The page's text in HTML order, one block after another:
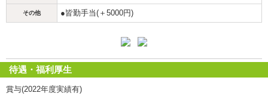
その他 ●皆勤手当(＋5000円)
待遇・福利厚生
賞与(2022年度実績有)